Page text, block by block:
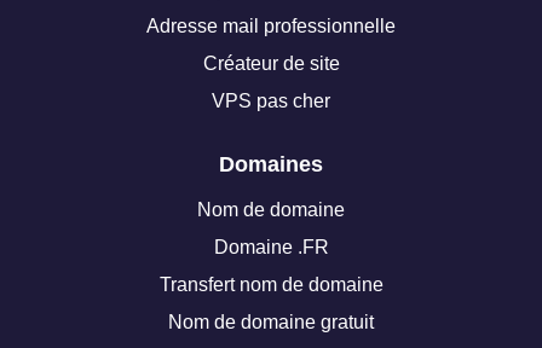
Adresse mail professionnelle
Créateur de site
VPS pas cher
Domaines
Nom de domaine
Domaine .FR
Transfert nom de domaine
Nom de domaine gratuit